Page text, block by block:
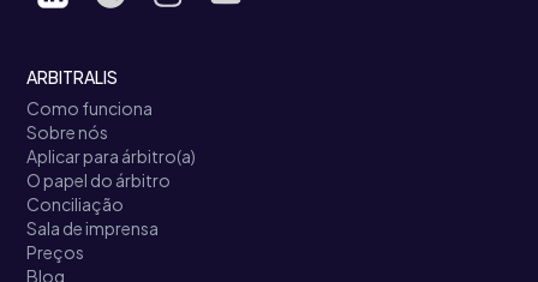
ARBITRALIS
Como funciona
Sobre nós
Aplicar para árbitro(a)
O papel do árbitro
Conciliação
Sala de imprensa
Preços
Blog